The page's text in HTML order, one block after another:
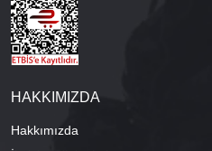
HAKKIMIZDA
Hakkımızda